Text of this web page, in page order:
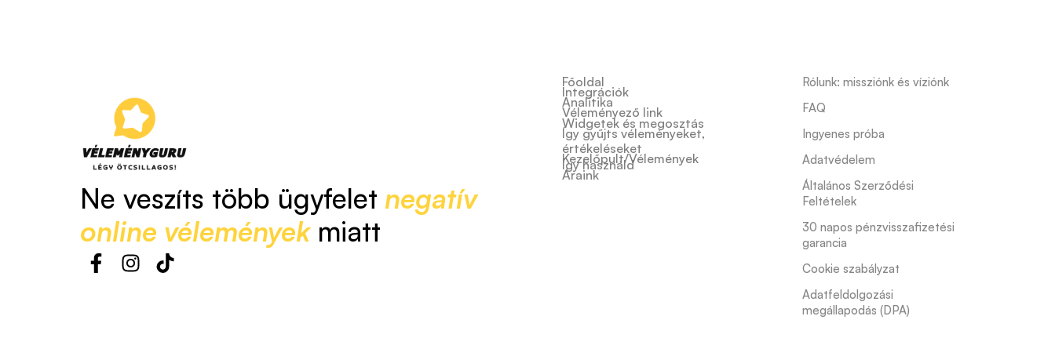
Ne veszíts több ügyfelet negatív
online véleményekmiatt
Főoldal
Integrációk
Analitika
Véleményező link
Widgetek és megosztás
Így gyűjts véleményeket,
értékeléseket
Kezelőpult/Vélemények
Így használd
Áraink
Rólunk: missziónk és víziónk
FAQ
Ingyenes próba
Adatvédelem
Általános Szerződési
Feltételek
30 napos pénzvisszafizetési
garancia
Cookie szabályzat
Adatfeldolgozási
megállapodás (DPA)